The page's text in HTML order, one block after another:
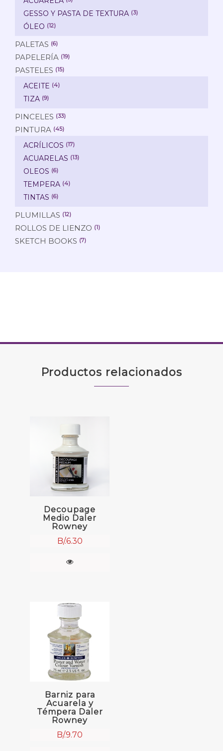
GESSO Y PASTA DE TEXTURA (3)
ÓLEO (12)
PALETAS (6)
PAPELERÍA (19)
PASTELES (15)
ACEITE (4)
TIZA (9)
PINCELES (33)
PINTURA (45)
ACRÍLICOS (17)
ACUARELAS (13)
OLEOS (6)
TEMPERA (4)
TINTAS (6)
PLUMILLAS (12)
ROLLOS DE LIENZO (1)
SKETCH BOOKS (7)
Productos relacionados
Decoupage
Medio Daler
Rowney
B/.6.30
Barniz para
Acuarela y
Témpera Daler
Rowney
B/.9.70